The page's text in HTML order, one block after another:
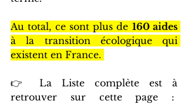
Au total, ce sont plus de 160 aides
à la transition écologique qui
existent en France.
👉 La Liste complète est à
retrouver sur cette page :